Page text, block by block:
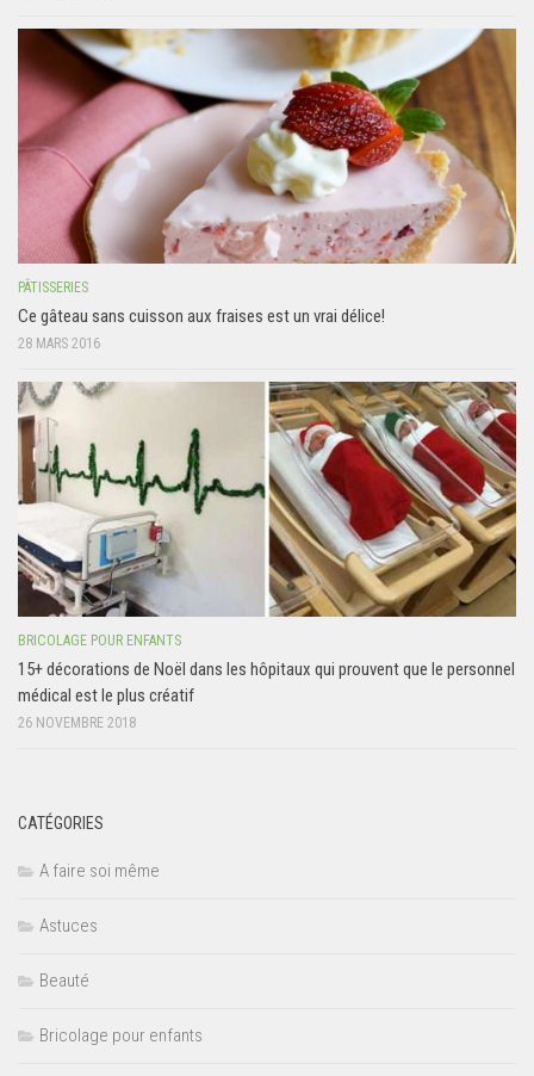
PÂTISSERIES
Ce gâteau sans cuisson aux fraises est un vrai délice!
28 MARS 2016
BRICOLAGE POUR ENFANTS
15+ décorations de Noël dans les hôpitaux qui prouvent que le personnel
médical est le plus créatif
26 NOVEMBRE 2018
CATÉGORIES
A faire soi même
Astuces
Beauté
Bricolage pour enfants